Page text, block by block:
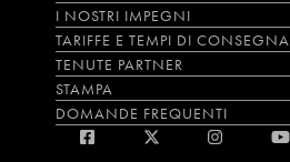
I NOSTRI IMPEGNI
TARIFFE E TEMPI DI CONSEGNA
TENUTE PARTNER
STAMPA
DOMANDE FREQUENTI